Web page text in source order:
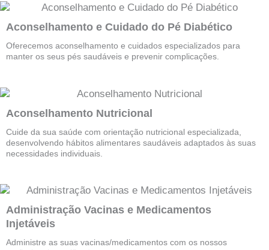
-
m
t
Aconselhamento e Cuidado do Pé Diabético
Oferecemos aconselhamento e cuidados especializados para
manter os seus pés saudáveis e prevenir complicações.
Aconselhamento Nutricional
Cuide da sua saúde com orientação nutricional especializada,
desenvolvendo hábitos alimentares saudáveis adaptados às suas
necessidades individuais.
Administração Vacinas e Medicamentos
Injetáveis
Administre as suas vacinas/medicamentos com os nossos